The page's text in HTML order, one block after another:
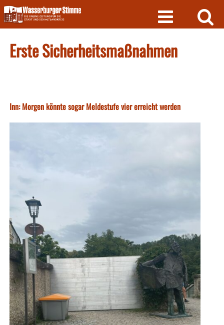
Skip
to
content
Erste Sicherheitsmaßnahmen
Inn: Morgen könnte sogar Meldestufe vier erreicht werden